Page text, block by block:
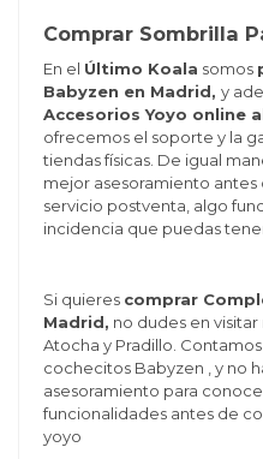
Comprar Sombrilla
En el Último Koala somos
Babyzen en Madrid, y
Accesorios Yoyo online
ofrecemos el soporte y la
tiendas físicas. De igual
mejor asesoramiento antes
servicio postventa, algo
incidencia que puedas
Si quieres comprar
Madrid, no dudes en
Atocha y Pradillo.
cochecitos Babyzen , y no
asesoramiento para
funcionalidades antes de
yoyo